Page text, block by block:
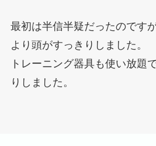
最初は半信半疑だったのです
より頭がすっきりしました。
トレーニング器具も使い放題
りしました。